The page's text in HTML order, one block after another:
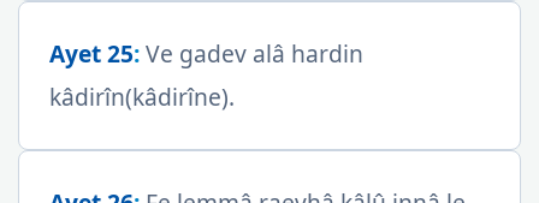
Ayet 25:Ve gadev alâ hardin
kâdirîn(kâdirîne).